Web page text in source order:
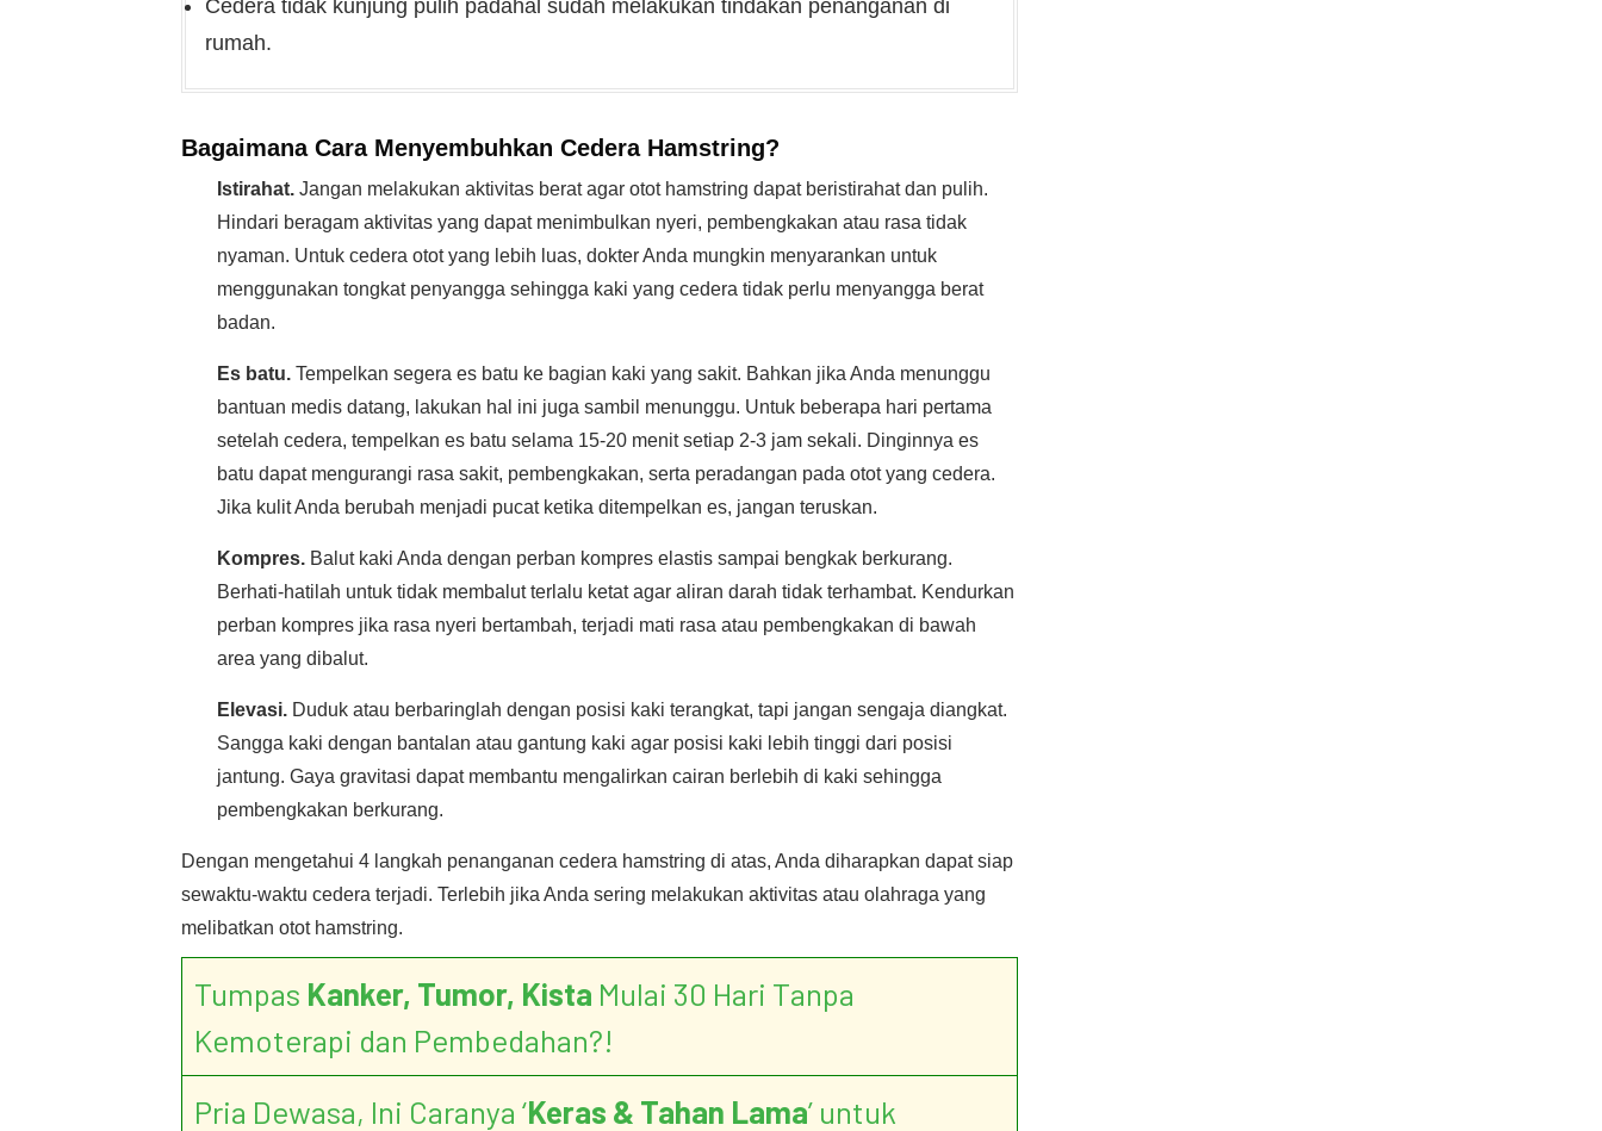
Cedera tidak kunjung pulih padahal sudah melakukan tindakan penanganan di
rumah.
Bagaimana Cara Menyembuhkan Cedera Hamstring?
Istirahat. Jangan melakukan aktivitas berat agar otot hamstring dapat beristirahat dan pulih.
Hindari beragam aktivitas yang dapat menimbulkan nyeri, pembengkakan atau rasa tidak
nyaman. Untuk cedera otot yang lebih luas, dokter Anda mungkin menyarankan untuk
menggunakan tongkat penyangga sehingga kaki yang cedera tidak perlu menyangga berat
badan.
Es batu. Tempelkan segera es batu ke bagian kaki yang sakit. Bahkan jika Anda menunggu
bantuan medis datang, lakukan hal ini juga sambil menunggu. Untuk beberapa hari pertama
setelah cedera, tempelkan es batu selama 15-20 menit setiap 2-3 jam sekali. Dinginnya es
batu dapat mengurangi rasa sakit, pembengkakan, serta peradangan pada otot yang cedera.
Jika kulit Anda berubah menjadi pucat ketika ditempelkan es, jangan teruskan.
Kompres. Balut kaki Anda dengan perban kompres elastis sampai bengkak berkurang.
Berhati-hatilah untuk tidak membalut terlalu ketat agar aliran darah tidak terhambat. Kendurkan
perban kompres jika rasa nyeri bertambah, terjadi mati rasa atau pembengkakan di bawah
area yang dibalut.
Elevasi. Duduk atau berbaringlah dengan posisi kaki terangkat, tapi jangan sengaja diangkat.
Sangga kaki dengan bantalan atau gantung kaki agar posisi kaki lebih tinggi dari posisi
jantung. Gaya gravitasi dapat membantu mengalirkan cairan berlebih di kaki sehingga
pembengkakan berkurang.
Dengan mengetahui 4 langkah penanganan cedera hamstring di atas, Anda diharapkan dapat siap
sewaktu-waktu cedera terjadi. Terlebih jika Anda sering melakukan aktivitas atau olahraga yang
melibatkan otot hamstring.
Tumpas Kanker, Tumor, Kista Mulai 30 Hari Tanpa
Kemoterapi dan Pembedahan?!
Pria Dewasa, Ini Caranya ‘Keras & Tahan Lama’ untuk